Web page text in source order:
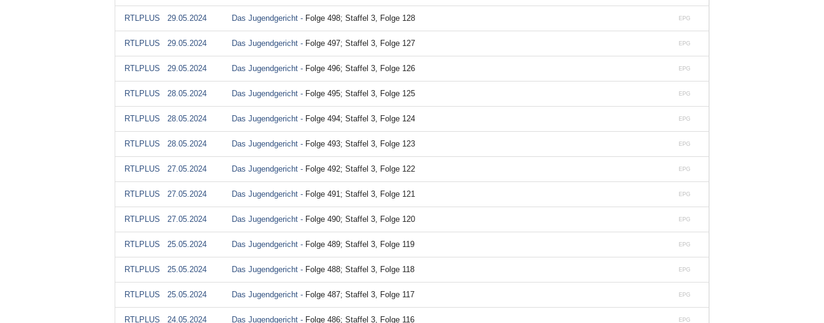
EPG
RTLPLUS 29.05.2024 Das Jugendgericht - Folge 498; Staffel 3, Folge 128
EPG
RTLPLUS 29.05.2024 Das Jugendgericht - Folge 497; Staffel 3, Folge 127
EPG
RTLPLUS 29.05.2024 Das Jugendgericht - Folge 496; Staffel 3, Folge 126
EPG
RTLPLUS 28.05.2024 Das Jugendgericht - Folge 495; Staffel 3, Folge 125
EPG
RTLPLUS 28.05.2024 Das Jugendgericht - Folge 494; Staffel 3, Folge 124
EPG
RTLPLUS 28.05.2024 Das Jugendgericht - Folge 493; Staffel 3, Folge 123
EPG
RTLPLUS 27.05.2024 Das Jugendgericht - Folge 492; Staffel 3, Folge 122
EPG
RTLPLUS 27.05.2024 Das Jugendgericht - Folge 491; Staffel 3, Folge 121
EPG
RTLPLUS 27.05.2024 Das Jugendgericht - Folge 490; Staffel 3, Folge 120
EPG
RTLPLUS 25.05.2024 Das Jugendgericht - Folge 489; Staffel 3, Folge 119
EPG
RTLPLUS 25.05.2024 Das Jugendgericht - Folge 488; Staffel 3, Folge 118
EPG
RTLPLUS 25.05.2024 Das Jugendgericht - Folge 487; Staffel 3, Folge 117
EPG
RTLPLUS 24.05.2024 Das Jugendgericht - Folge 486; Staffel 3, Folge 116